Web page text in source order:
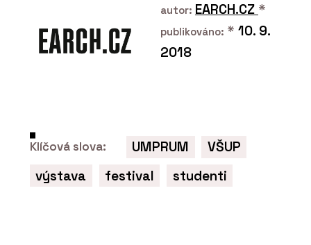
pro auta, lidi i zeleň
autor: EARCH.CZ *
publikováno: * 10. 9.
2018
Klíčová slova: UMPRUM
VŠUP
výstava
festival studenti